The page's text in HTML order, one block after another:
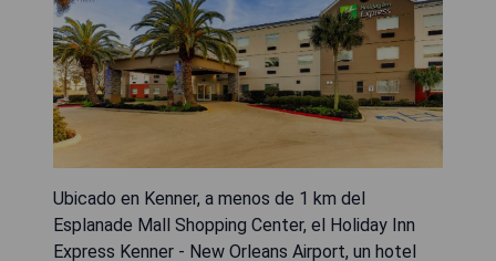
Ubicado en Kenner, a menos de 1 km del
Esplanade Mall Shopping Center, el Holiday Inn
Express Kenner - New Orleans Airport, un hotel